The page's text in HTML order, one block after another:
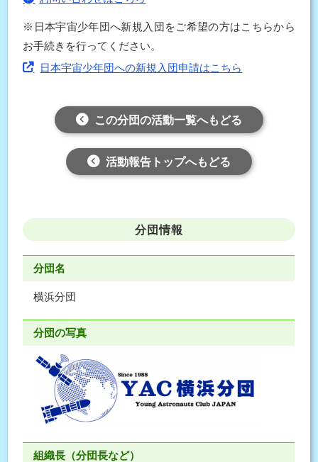
※日本宇宙少年団へ新規入団をご希望の方はこちらから
お手続きを行ってください。
日本宇宙少年団への新規入団申請はこちら
この分団の活動一覧へもどる
活動報告トップへもどる
分団情報
分団名
横浜分団
分団の写真
組織長（分団長など）